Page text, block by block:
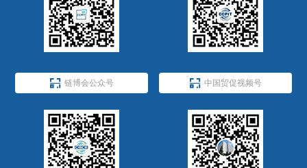
 链博会公众号  中国贸促视频号